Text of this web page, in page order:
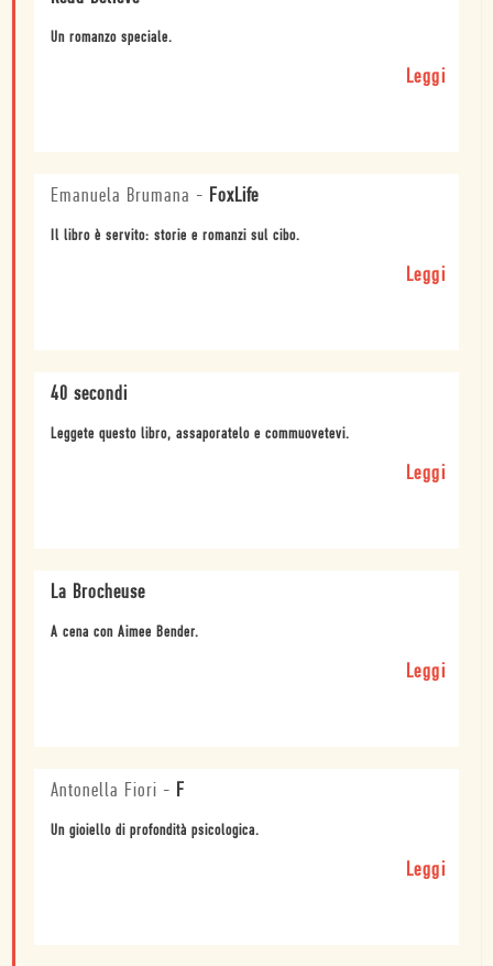
Un romanzo speciale.
Leggi
Emanuela Brumana - FoxLife
Il libro è servito: storie e romanzi sul cibo.
Leggi
40 secondi
Leggete questo libro, assaporatelo e commuovetevi.
Leggi
La Brocheuse
A cena con Aimee Bender.
Leggi
Antonella Fiori - F
Un gioiello di profondità psicologica.
Leggi